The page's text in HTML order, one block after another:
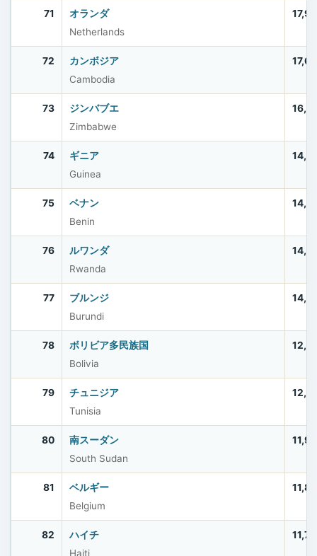
71
オランダ
Netherlands
72
カンボジア
Cambodia
73
ジンバブエ
Zimbabwe
74
ギニア
Guinea
75
ベナン
Benin
76
ルワンダ
Rwanda
77
ブルンジ
Burundi
78
ボリビア多民族国
Bolivia
79
チュニジア
Tunisia
80
南スーダン
South Sudan
81
ベルギー
Belgium
82
ハイチ
Haiti